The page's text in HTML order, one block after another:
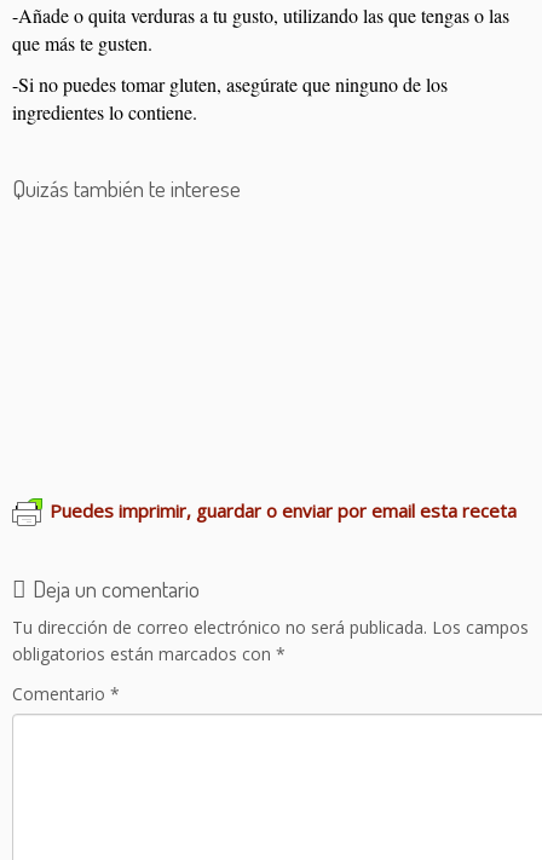
-Añade o quita verduras a tu gusto, utilizando las que tengas o las
que más te gusten.
-Si no puedes tomar gluten, asegúrate que ninguno de los
ingredientes lo contiene.
Quizás también te interese
Puedes imprimir, guardar o enviar por email esta receta
Deja un comentario
Tu dirección de correo electrónico no será publicada. Los campos
obligatorios están marcados con *
Comentario *